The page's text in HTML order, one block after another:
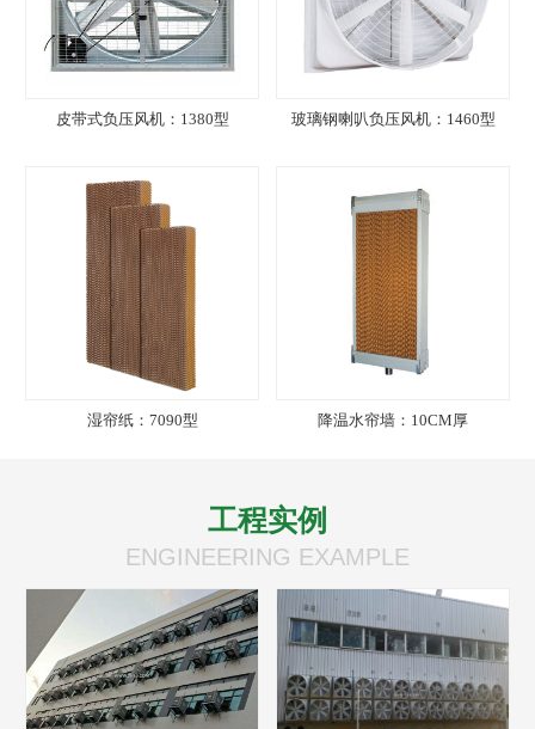
皮带式负压风机：1380型 玻璃钢喇叭负压风机：1460型
湿帘纸：7090型 降温水帘墙：10CM厚
工程实例
ENGINEERING EXAMPLE